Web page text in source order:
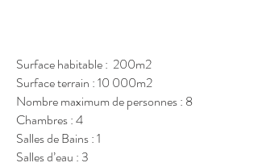
Surface habitable : 200m2
Surface terrain : 10 000m2
Nombre maximum de personnes : 8
Chambres : 4
Salles de Bains : 1
Salles d’eau : 3